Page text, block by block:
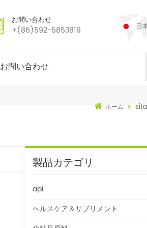
お問い合わせ
+(86)592-5853819 日
お問い合わせ
ホーム
製品カテゴリ
api
ヘルスケア＆サプリメント